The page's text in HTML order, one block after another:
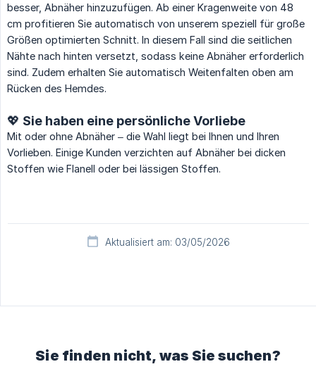
besser, Abnäher hinzuzufügen. Ab einer Kragenweite von 48
cm profitieren Sie automatisch von unserem speziell für große
Größen optimierten Schnitt. In diesem Fall sind die seitlichen
Nähte nach hinten versetzt, sodass keine Abnäher erforderlich
sind. Zudem erhalten Sie automatisch Weitenfalten oben am
Rücken des Hemdes.
💖 Sie haben eine persönliche Vorliebe
Mit oder ohne Abnäher – die Wahl liegt bei Ihnen und Ihren
Vorlieben. Einige Kunden verzichten auf Abnäher bei dicken
Stoffen wie Flanell oder bei lässigen Stoffen.
Aktualisiert am: 03/05/2026
Sie finden nicht, was Sie suchen?